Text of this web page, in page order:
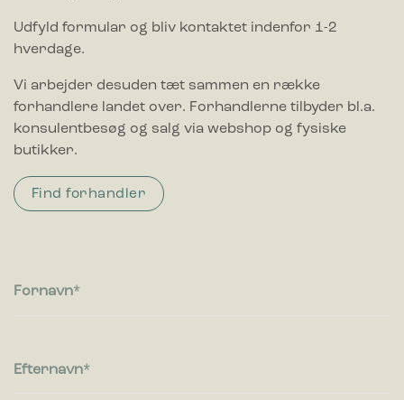
Udfyld formular og bliv kontaktet indenfor 1-2
hverdage.
Vi arbejder desuden tæt sammen en række
forhandlere landet over. Forhandlerne tilbyder bl.a.
konsulentbesøg og salg via webshop og fysiske
butikker.
Find forhandler
Fornavn
Efternavn